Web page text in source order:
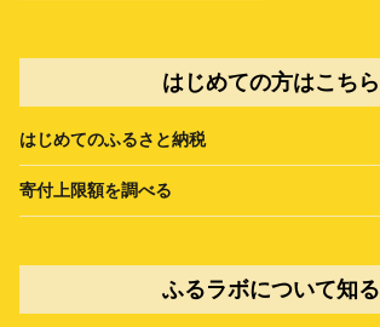
はじめての方はこちら
はじめてのふるさと納税
寄付上限額を調べる
ふるラボについて知る